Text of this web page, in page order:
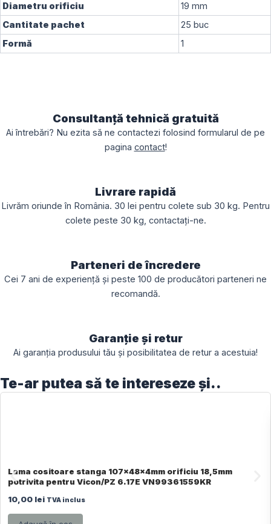
Diametru orificiu
19 mm
Cantitate pachet
25 buc
Formă
1
Consultanță tehnică gratuită
Ai întrebări? Nu ezita să ne contactezi folosind formularul de pe
pagina contact!
Livrare rapidă
Livrăm oriunde în România. 30 lei pentru colete sub 30 kg. Pentru
colete peste 30 kg, contactați-ne.
Parteneri de încredere
Cei 7 ani de experiență și peste 100 de producători parteneri ne
recomandă.
Garanție și retur
Ai garanția produsului tău și posibilitatea de retur a acestuia!
Te-ar putea să te intereseze și..
Lama cositoare stanga 107x48x4mm orificiu 18,5mm
potrivita pentru Vicon/PZ 6.17E VN99361559KR
10,00 lei TVA inclus